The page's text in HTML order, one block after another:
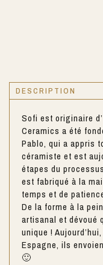
DESCRIPTION
Sofi est originaire
Ceramics a été
Pablo, qui a appris
céramiste et est
étapes du
est fabriqué à la
temps et de
De la forme à la
artisanal et dévoué
unique !
Espagne, ils
🙂